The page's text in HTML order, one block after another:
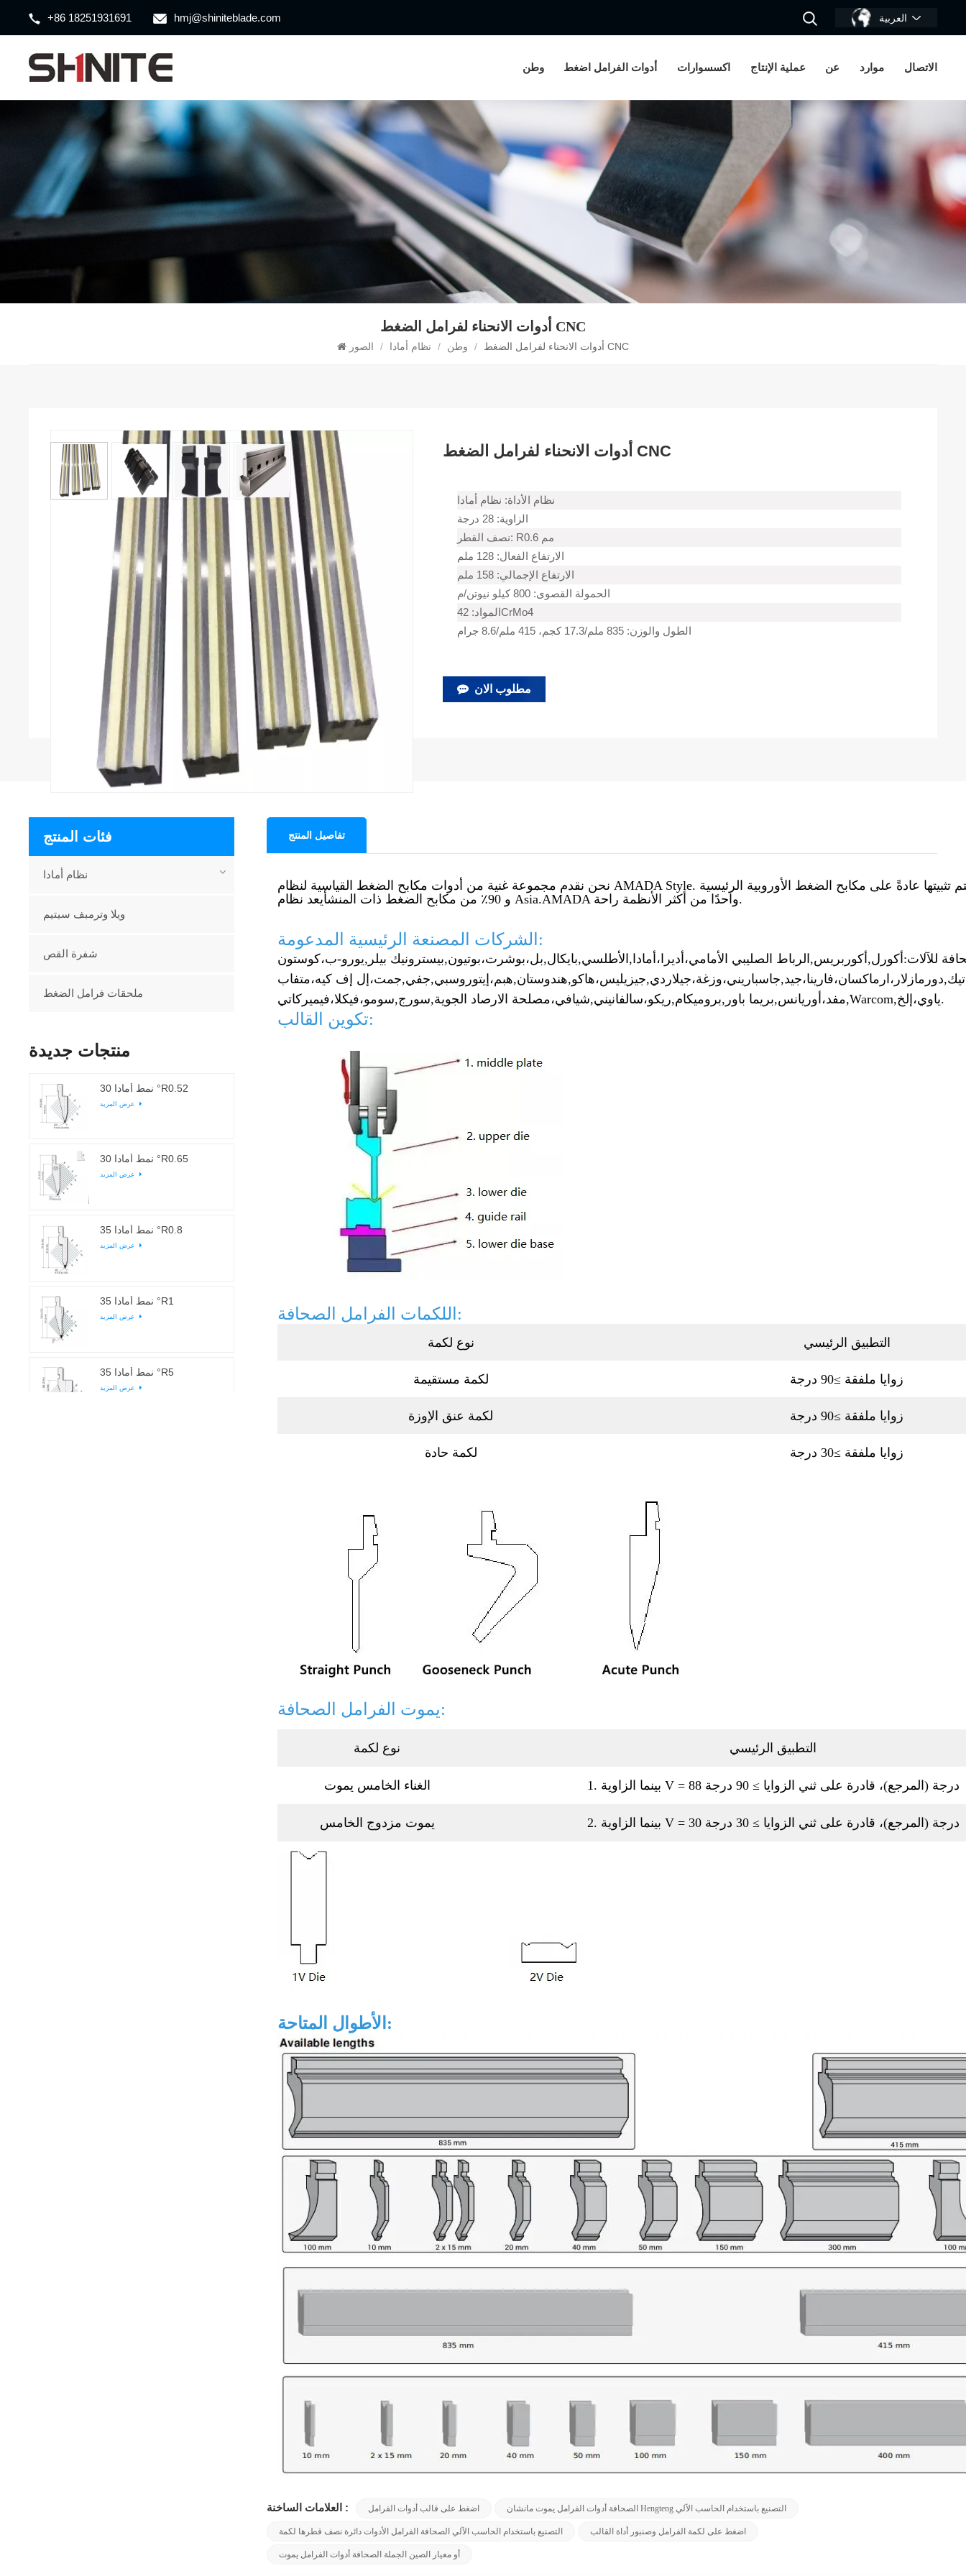
+86 18251931691 hmj@shiniteblade.com العربية
وطن أدوات الفرامل اضغط اكسسوارات عملية الإنتاج عن موارد الاتصال
أدوات الانحناء لفرامل الضغط CNC
وطن / نظام أمادا / الصور / أدوات الانحناء لفرامل الضغط CNC
أدوات الانحناء لفرامل الضغط CNC
نظام الأداة: نظام أمادا
الزاوية: 28 درجة
نصف القطر: R0.6 مم
الارتفاع الفعال: 128 ملم
الارتفاع الإجمالي: 158 ملم
الحمولة القصوى: 800 كيلو نيوتن/م
المواد: 42CrMo4
الطول والوزن: 835 ملم/17.3 كجم، 415 ملم/8.6 جرام
مطلوب الان
تفاصيل المنتج
تثبيتها عادةً على مكابح الضغط الأوروبية الرئيسية
و 90٪ من مكابح الضغط ذات المنشأ
يعد نظام Asia.AMADA واحدًا من أكثر الأنظمة راحة.
الشركات المصنعة الرئيسية المدعومة:
للآلات:أكورل,أكوربريس,الرباط الصليبي الأمامي،أديرا،أمادا,الأطلسي,بايكال,بل،بوشرت،بوتيون,بيسترونيك بيلر,يورو-ب،
دورمازلار،ارماكسان،فارينا،جيد,جاسباريني،وزغة،جيلاردي,جيزيليس،هاكو,هندوستان,هبم،إيتوروسبي,جفي,جمت،إل إف كيه،
مفد،أوريانس,بريما باور,بروميكام,ريكو،سالفانيني,شيافي،مصلحة الارصاد الجوية,سورج,سومو،فيكلا، فيميركاتي,Warcom, ياوي،إلخ .
تكوين القالب:
اللكمات الفرامل الصحافة:
نوع لكمة التطبيق الرئيسي
لكمة مستقيمة زوايا ملفقة ≥90 درجة
لكمة عنق الإوزة زوايا ملفقة ≥90 درجة
لكمة حادة زوايا ملفقة ≥30 درجة
يموت الفرامل الصحافة:
نوع لكمة التطبيق الرئيسي
الغناء الخامس يموت 1. بينما الزاوية V = 88 درجة (المرجع)، قادرة على ثني الزوايا ≥ 90 درجة
يموت مزدوج الخامس 2. بينما الزاوية V = 30 درجة (المرجع)، قادرة على ثني الزوايا ≥ 30 درجة
الأطوال المتاحة:
العلامات الساخنة : اضغط على قالب أدوات الفرامل الصحافة أدوات الفرامل يموت مانشان Hengteng التصنيع باستخدام الحاسب الآلي
التصنيع باستخدام الحاسب الآلي الصحافة الفرامل الأدوات دائرة نصف قطرها لكمة اضغط على لكمة الفرامل وصنبور أداة القالب
أو معيار الصين الجملة الصحافة أدوات الفرامل يموت
فئات المنتج
نظام أمادا
ويلا وترمبف سيتيم
شفرة القص
ملحقات فرامل الضغط
منتجات جديدة
نمط أمادا 30 °R0.52
نمط أمادا 30 °R0.65
نمط أمادا 35 °R0.8
نمط أمادا 35 °R1
نمط أمادا 35 °R5